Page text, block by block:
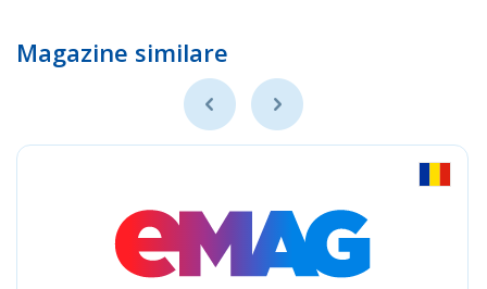
Magazine similare